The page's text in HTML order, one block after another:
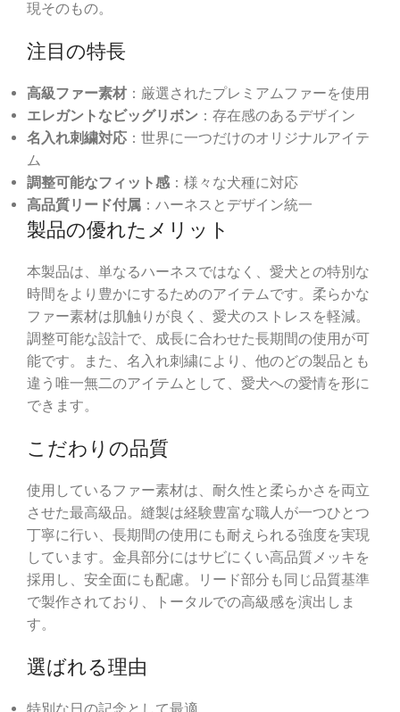
現そのもの。
注目の特長
高級ファー素材 ：厳選されたプレミアムファーを使用
エレガントなビッグリボン ：存在感のあるデザイン
名入れ刺繍対応 ：世界に一つだけのオリジナルアイテ
ム
調整可能なフィット感 ：様々な犬種に対応
高品質リード付属 ：ハーネスとデザイン統一
製品の優れたメリット
本製品は、単なるハーネスではなく、愛犬との特別な
時間をより豊かにするためのアイテムです。柔らかな
ファー素材は肌触りが良く、愛犬のストレスを軽減。
調整可能な設計で、成長に合わせた長期間の使用が可
能です。また、名入れ刺繍により、他のどの製品とも
違う唯一無二のアイテムとして、愛犬への愛情を形に
できます。
こだわりの品質
使用しているファー素材は、耐久性と柔らかさを両立
させた最高級品。縫製は経験豊富な職人が一つひとつ
丁寧に行い、長期間の使用にも耐えられる強度を実現
しています。金具部分にはサビにくい高品質メッキを
採用し、安全面にも配慮。リード部分も同じ品質基準
で製作されており、トータルでの高級感を演出しま
す。
選ばれる理由